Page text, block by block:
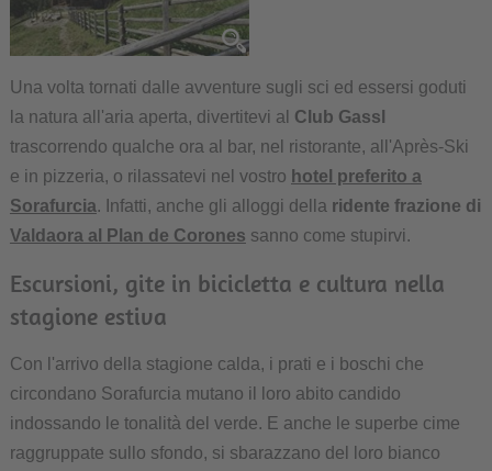
Una volta tornati dalle avventure sugli sci ed essersi goduti
la natura all'aria aperta, divertitevi al Club Gassl
trascorrendo qualche ora al bar, nel ristorante, all'Après-Ski
e in pizzeria, o rilassatevi nel vostro hotel preferito a
Sorafurcia. Infatti, anche gli alloggi della ridente frazione di
Valdaora al Plan de Corones sanno come stupirvi.
Escursioni, gite in bicicletta e cultura nella
stagione estiva
Con l'arrivo della stagione calda, i prati e i boschi che
circondano Sorafurcia mutano il loro abito candido
indossando le tonalità del verde. E anche le superbe cime
raggruppate sullo sfondo, si sbarazzano del loro bianco